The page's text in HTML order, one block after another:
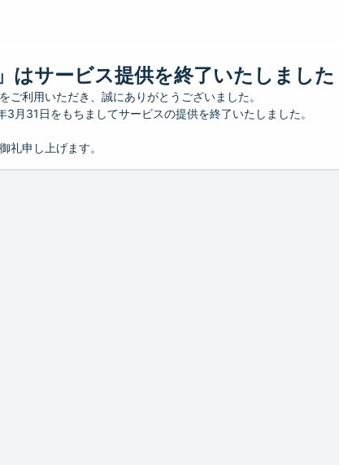
はサービス提供を終了いたしました
ご利用いただき、誠にありがとうございました。
3月31日をもちましてサービスの提供を終了いたしました。
礼申し上げます。